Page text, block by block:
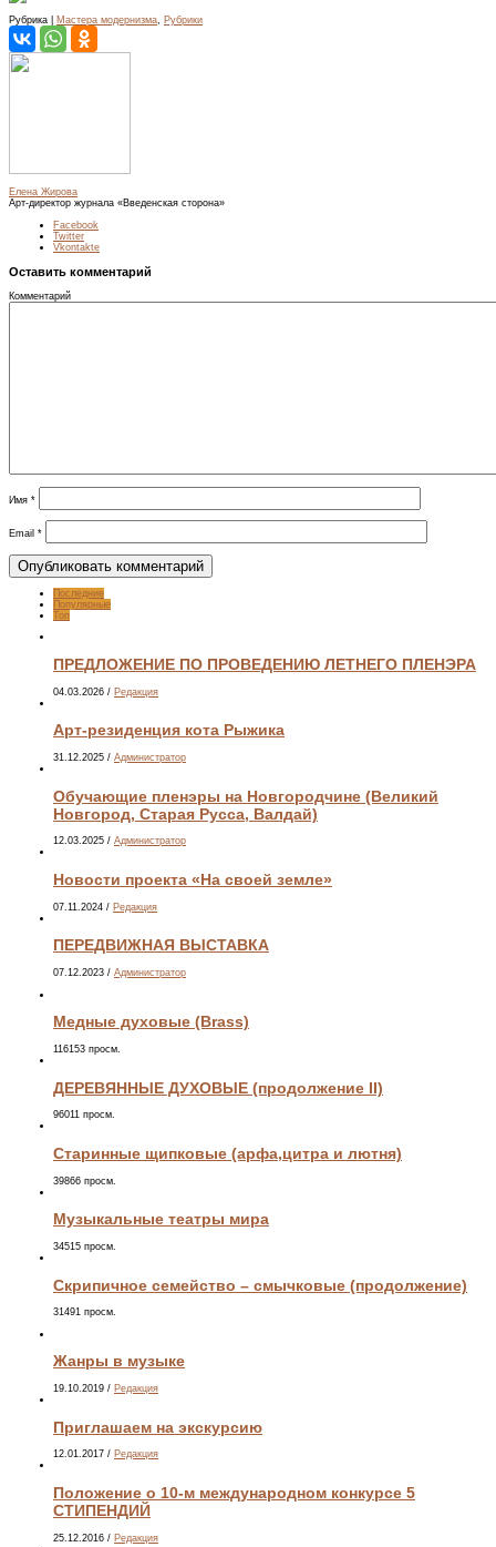
Рубрика | Мастера модернизма Рубрики
Елена Жирова
Арт-директор журнала «Введенская сторона»
Facebook
Twitter
Vkontakte
Оставить комментарий
Комментарий
Имя *
Email *
Последние
Популярные
Топ
ПРЕДЛОЖЕНИЕ ПО ПРОВЕДЕНИЮ ЛЕТНЕГО ПЛЕНЭРА
04.03.2026 / Редакция
Арт-резиденция кота Рыжика
31.12.2025 / Администратор
Обучающие пленэры на Новгородчине (Великий
Новгород, Старая Русса, Валдай)
12.03.2025 / Администратор
Новости проекта «На своей земле»
07.11.2024 / Редакция
ПЕРЕДВИЖНАЯ ВЫСТАВКА
07.12.2023 / Администратор
Медные духовые (Brass)
116153 просм.
ДЕРЕВЯННЫЕ ДУХОВЫЕ (продолжение II)
96011 просм.
Старинные щипковые (арфа,цитра и лютня)
39866 просм.
Музыкальные театры мира
34515 просм.
Скрипичное семейство – смычковые (продолжение)
31491 просм.
Жанры в музыке
19.10.2019 / Редакция
Приглашаем на экскурсию
12.01.2017 / Редакция
Положение о 10-м международном конкурсе 5
СТИПЕНДИЙ
25.12.2016 / Редакция